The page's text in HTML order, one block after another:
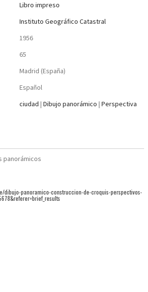
Libro impreso
Instituto Geográfico Catastral
1956
65
Madrid (España)
Español
ciudad | Dibujo panorámico | Perspectiva
panorámicos
dibujo-panoramico-construccion-de-croquis-perspectivos-